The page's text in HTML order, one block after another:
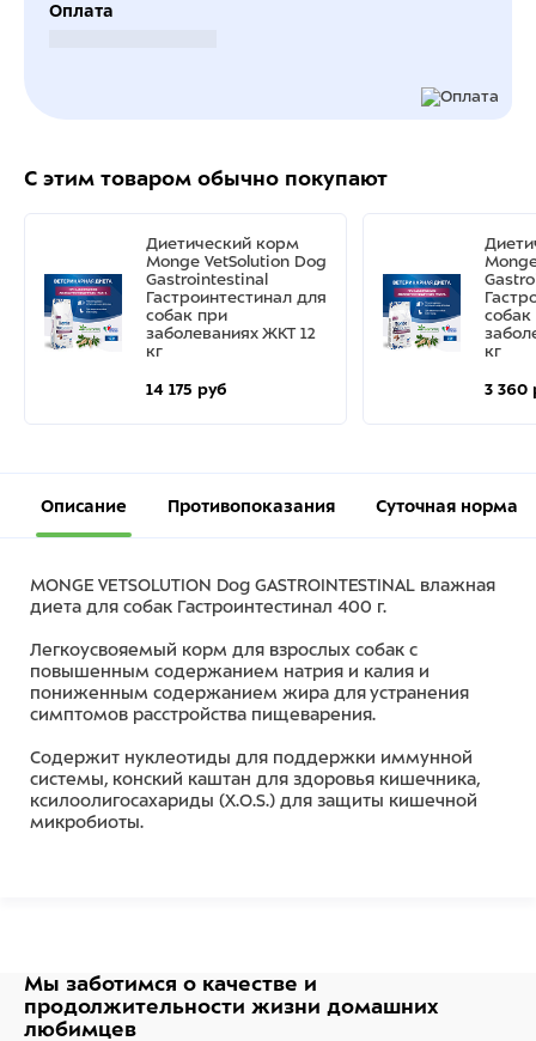
Оплата
С этим товаром обычно покупают
Диетический корм
Monge VetSolution Dog
Gastrointestinal
Гастроинтестинал для
собак при
заболеваниях ЖКТ 12
кг
14 175 руб
собак
кг
3 360
Описание Противопоказания Суточная норма
MONGE VETSOLUTION Dog GASTROINTESTINAL влажная
диета для собак Гастроинтестинал 400 г.
Легкоусвояемый корм для взрослых собак с
повышенным содержанием натрия и калия и
пониженным содержанием жира для устранения
симптомов расстройства пищеварения.
Содержит нуклеотиды для поддержки иммунной
системы, конский каштан для здоровья кишечника,
ксилоолигосахариды (X.O.S.) для защиты кишечной
микробиоты.
2%), дрожжевые продукты (гидролизованные
дрожжи 1%, из которых свободные нуклеотиды 44%),
минеральные вещества, ксилоолигосахариды (X.O.S.
Мы заботимся о качестве и
продолжительности жизни домашних
любимцев